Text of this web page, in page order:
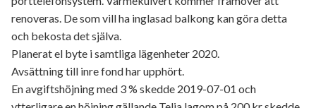
renoveras. De som vill ha inglasad balkong kan göra detta
och bekosta det själva.
Planerat el byte i samtliga lägenheter 2020.
Avsättning till inre fond har upphört.
En avgiftshöjning med 3 % skedde 2019-07-01 och